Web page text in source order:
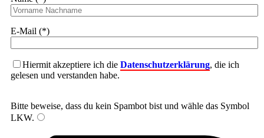
E-Mail (*)
Hiermit akzeptiere ich die Datenschutzerklärung, die ich
gelesen und verstanden habe.
Bitte beweise, dass du kein Spambot bist und wähle das Symbol
LKW.